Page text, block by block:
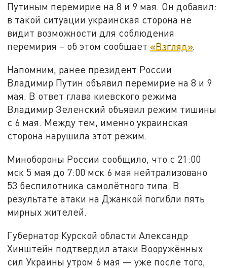
Путиным перемирие на 8 и 9 мая. Он добавил:
в такой ситуации украинская сторона не
видит возможности для соблюдения
перемирия – об этом сообщает «Взгляд».
Напомним, ранее президент России
Владимир Путин объявил перемирие на 8 и 9
мая. В ответ глава киевского режима
Владимир Зеленский объявил режим тишины
с 6 мая. Между тем, именно украинская
сторона нарушила этот режим.
Минобороны России сообщило, что с 21:00
мск 5 мая до 7:00 мск 6 мая нейтрализовано
53 беспилотника самолётного типа. В
результате атаки на Джанкой погибли пять
мирных жителей.
Губернатор Курской области Александр
Хинштейн подтвердил атаки Вооружённых
сил Украины утром 6 мая — уже после того,